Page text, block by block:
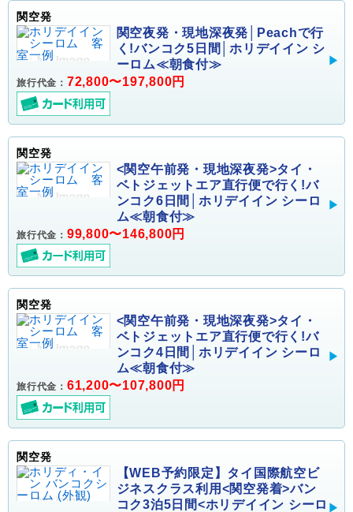
関空発
関空夜発・現地深夜発│Peachで行
く!バンコク5日間│ホリデイイン シ
ーロム≪朝食付≫
旅行代金： 72,800〜197,800円
関空発
<関空午前発・現地深夜発>タイ・
ベトジェットエア直行便で行く!バ
ンコク6日間│ホリデイイン シーロ
ム≪朝食付≫
旅行代金： 99,800〜146,800円
関空発
<関空午前発・現地深夜発>タイ・
ベトジェットエア直行便で行く!バ
ンコク4日間│ホリデイイン シーロ
ム≪朝食付≫
旅行代金： 61,200〜107,800円
関空発
【WEB予約限定】タイ国際航空ビ
ジネスクラス利用<関空発着>バン
コク3泊5日間<ホリデイイン シーロ